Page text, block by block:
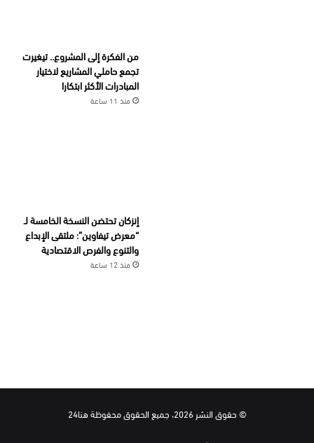
من الفكرة إلى المشروع.. تيغيرت
تجمع حاملي المشاريع لاختيار
المبادرات الأكثر ابتكارا
منذ 11 ساعة
إنزكان تحتضن النسخة الخامسة لـ
“معرض تيفاوين”: ملتقى الإبداع
والتنوع والفرص الاقتصادية
منذ 12 ساعة
© حقوق النشر 2026، جميع الحقوق محفوظة هنا24